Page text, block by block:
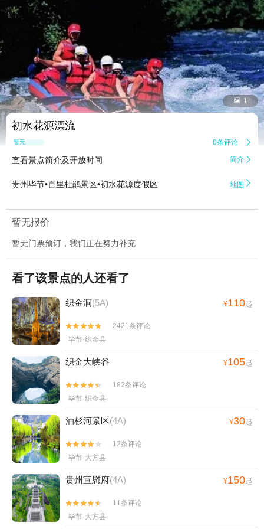
 1
初水花源漂流
暂无点评 0条评论 
查看景点简介及开放时间 简介 
贵州毕节•百里杜鹃景区•初水花源度假区 地图 
暂无报价
暂无门票预订，我们正在努力补充
看了该景点的人还看了
织金洞(5A) ¥110起


2421条评论
毕节·织金县
织金大峡谷 ¥105起


182条评论
毕节·织金县
油杉河景区(4A) ¥30起


12条评论
毕节·大方县
贵州宣慰府(4A) ¥150起


11条评论
毕节·大方县
